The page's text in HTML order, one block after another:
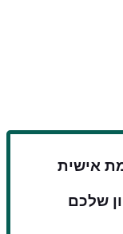
אישית
שלכם